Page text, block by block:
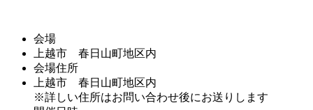
会場
上越市 春日山町地区内
会場住所
上越市 春日山町地区内
※詳しい住所はお問い合わせ後にお送りします